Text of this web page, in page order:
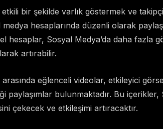
bir şekilde varlık göstermek ve
hesaplarında düzenli olarak
hesaplar, Sosyal Medya’da daha fazla
artırabilir.
eğlenceli videolar, etkileyici
paylaşımlar bulunmaktadır. Bu
çekecek ve etkileşimi artıracaktır.